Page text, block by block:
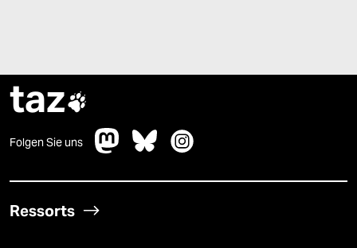
taz
Folgen Sie uns
Ressorts